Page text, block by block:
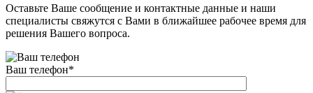
Оставьте Ваше сообщение и контактные данные и наши
специалисты свяжутся с Вами в ближайшее рабочее время для
решения Вашего вопроса.
Ваш телефон*